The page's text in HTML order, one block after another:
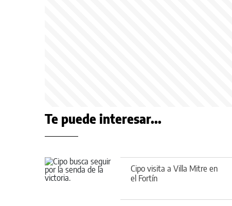
Te puede interesar...
Cipo visita a Villa Mitre en
el Fortín